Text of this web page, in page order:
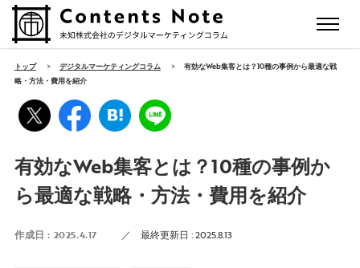
トップ> デジタルマーケティングコラム> 有効なWeb集客とは？10種の事例から最適な戦
略・方法・費用を紹介
有効なWeb集客とは？10種の事例か
ら最適な戦略・方法・費用を紹介
作成日 : 2025.4.17 ／ 最終更新日 :2025.8.13